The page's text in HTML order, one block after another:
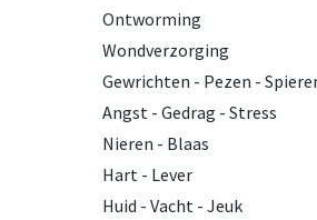
Ontworming
Wondverzorging
Gewrichten - Pezen -
Angst - Gedrag - Stress
Nieren - Blaas
Hart - Lever
Huid - Vacht - Jeuk